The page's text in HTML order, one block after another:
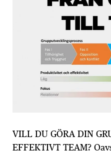
VILL DU GÖRA DIN
EFFEKTIVT TEAM?